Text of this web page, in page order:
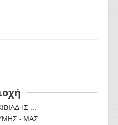
...
- ΜΑΣ...